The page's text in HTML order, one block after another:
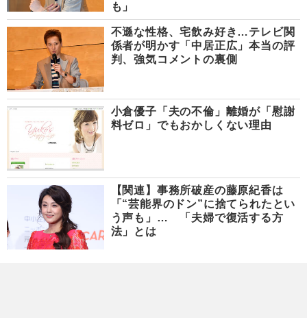
も」
不遜な性格、宅飲み好き…テレビ関
係者が明かす「中居正広」本当の評
判、強気コメントの裏側
小倉優子「夫の不倫」離婚が「慰謝
料ゼロ」でもおかしくない理由
【関連】事務所破産の藤原紀香は
「“芸能界のドン”に捨てられたとい
う声も」… 「夫婦で復活する方
法」とは